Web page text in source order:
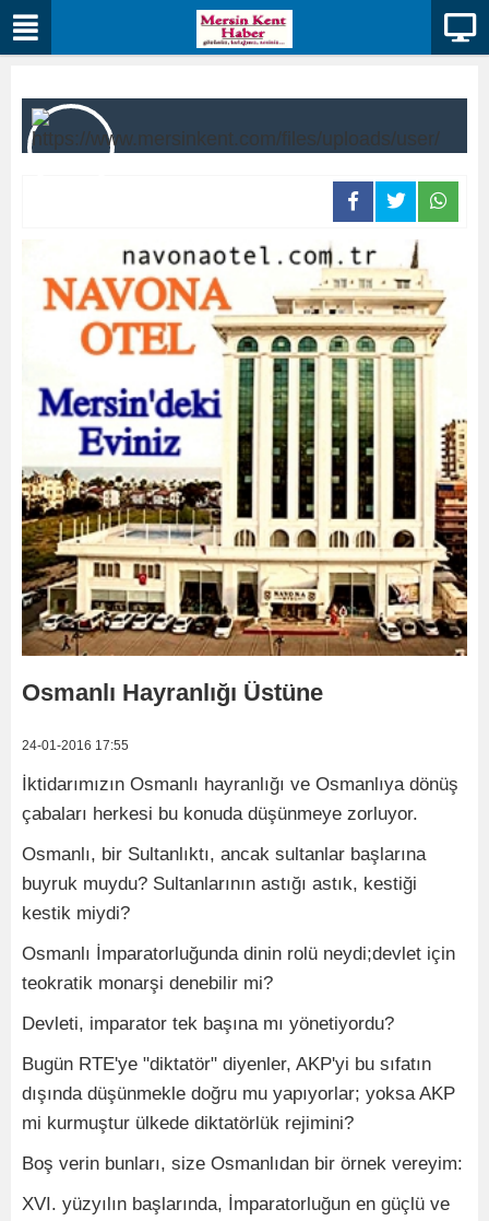
Osmanlı Hayranlığı Üstüne
24-01-2016 17:55
İktidarımızın Osmanlı hayranlığı ve Osmanlıya dönüş
çabaları herkesi bu konuda düşünmeye zorluyor.
Osmanlı, bir Sultanlıktı, ancak sultanlar başlarına
buyruk muydu? Sultanlarının astığı astık, kestiği
kestik miydi?
Osmanlı İmparatorluğunda dinin rolü neydi;devlet için
teokratik monarşi denebilir mi?
Devleti, imparator tek başına mı yönetiyordu?
Bugün RTE'ye "diktatör" diyenler, AKP'yi bu sıfatın
dışında düşünmekle doğru mu yapıyorlar; yoksa AKP
mi kurmuştur ülkede diktatörlük rejimini?
Boş verin bunları, size Osmanlıdan bir örnek vereyim:
XVI. yüzyılın başlarında, İmparatorluğun en güçlü ve